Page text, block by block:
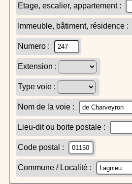
Etage, escalier, appartement :
Immeuble, bâtiment, résidence :
Numero :
Extension :
Type voie :
Nom de la voie :
Lieu-dit ou boite postale :
Code postal :
Commune / Localité :